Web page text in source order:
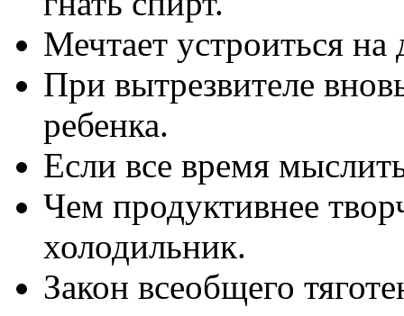
Мечтает устроиться
При вытрезвителе
ребенка.
Если все время
Чем продуктивнее
холодильник.
Закон всеобщего